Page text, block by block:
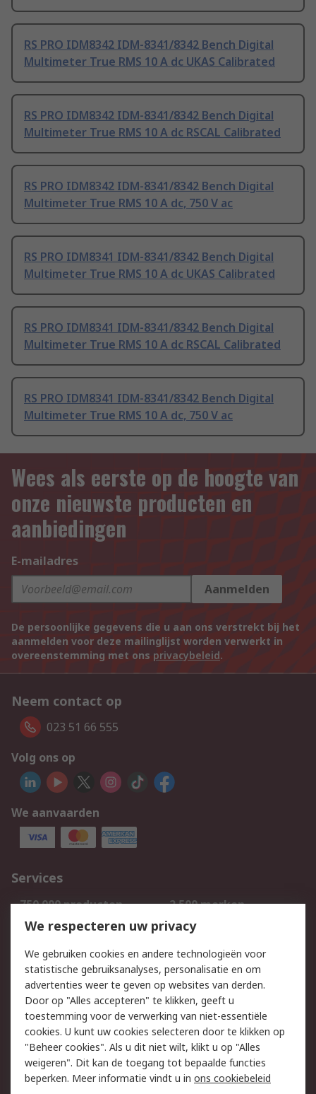
RS PRO IDM8342 IDM-8341/8342 Bench Digital
Multimeter True RMS 10 A dc UKAS Calibrated
RS PRO IDM8342 IDM-8341/8342 Bench Digital
Multimeter True RMS 10 A dc RSCAL Calibrated
RS PRO IDM8342 IDM-8341/8342 Bench Digital
Multimeter True RMS 10 A dc, 750 V ac
RS PRO IDM8341 IDM-8341/8342 Bench Digital
Multimeter True RMS 10 A dc UKAS Calibrated
RS PRO IDM8341 IDM-8341/8342 Bench Digital
Multimeter True RMS 10 A dc RSCAL Calibrated
RS PRO IDM8341 IDM-8341/8342 Bench Digital
Multimeter True RMS 10 A dc, 750 V ac
Wees als eerste op de hoogte van
onze nieuwste producten en
aanbiedingen
E-mailadres
Aanmelden
De persoonlijke gegevens die u aan ons verstrekt bij het
aanmelden voor deze mailinglijst worden verwerkt in
overeenstemming met ons privacybeleid.
Neem contact op
023 51 66 555
Volg ons op
We aanvaarden
Services
750.000 producten
2.500 merken
Bestellen
Inkoopoplossingen
Track & Trace
Wettelijk
Cookiebeleid
Email veiligheid
Privacybeleid
Websitevoorwaarden
Algemene
verkoopvoorwaarden
We respecteren uw privacy
We gebruiken cookies en andere technologieën voor
statistische gebruiksanalyses, personalisatie en om
advertenties weer te geven op websites van derden.
Door op "Alles accepteren" te klikken, geeft u
toestemming voor de verwerking van niet-essentiële
cookies. U kunt uw cookies selecteren door te klikken op
"Beheer cookies". Als u dit niet wilt, klikt u op "Alles
weigeren". Dit kan de toegang tot bepaalde functies
beperken. Meer informatie vindt u in ons cookiebeleid